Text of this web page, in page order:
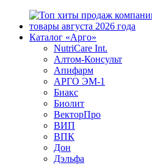
Каталог «Арго»
NutriCare Int.
Алтом-Консульт
Апифарм
АРГО ЭМ-1
Биакс
Биолит
ВекторПро
ВИП
ВПК
Дон
Дэльфа